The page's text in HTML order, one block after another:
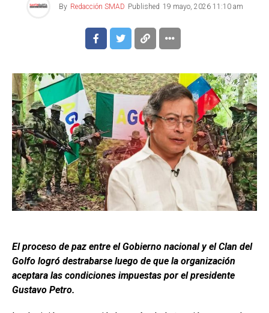
By Redacción SMAD Published 19 mayo, 2026 11:10 am
El proceso de paz entre el Gobierno nacional y el Clan del
Golfo logró destrabarse luego de que la organización
aceptara las condiciones impuestas por el presidente
Gustavo Petro.